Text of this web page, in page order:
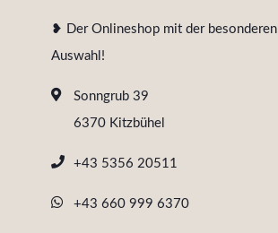
❥ Der Onlineshop mit der besonderen
Auswahl!
Sonngrub 39
6370 Kitzbühel
+43 5356 20511
+43 660 999 6370